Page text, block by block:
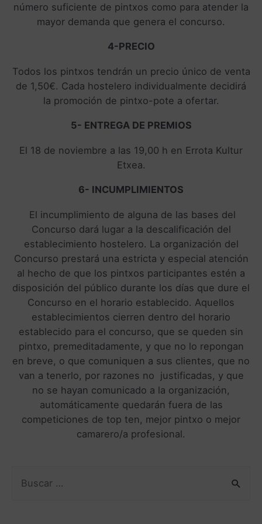
número suficiente de pintxos como para atender la
mayor demanda que genera el concurso.
4-PRECIO
Todos los pintxos tendrán un precio único de venta
de 1,50€. Cada hostelero individualmente decidirá
la promoción de pintxo-pote a ofertar.
5- ENTREGA DE PREMIOS
El 18 de noviembre a las 19,00 h en Errota Kultur
Etxea.
6- INCUMPLIMIENTOS
El incumplimiento de alguna de las bases del
Concurso dará lugar a la descalificación del
establecimiento hostelero. La organización del
Concurso prestará una estricta y especial atención
al hecho de que los pintxos participantes estén a
disposición del público durante los días que dure el
Concurso en el horario establecido. Aquellos
establecimientos cierren dentro del horario
establecido para el concurso, que se queden sin
pintxo, premeditadamente, y que no lo repongan
en breve, o que comuniquen a sus clientes, que no
van a tenerlo, por razones no justificadas, y que
no se hayan comunicado a la organización,
automáticamente quedarán fuera de las
competiciones de top ten, mejor pintxo o mejor
camarero/a profesional.